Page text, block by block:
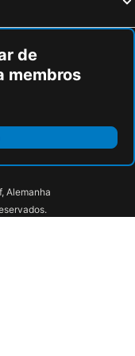
de
membros
Alemanha